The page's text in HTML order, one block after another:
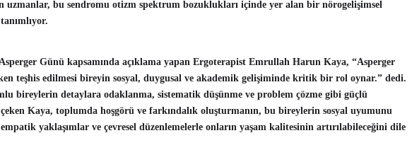
uzmanlar, bu sendromu otizm spektrum bozuklukları içinde yer alan bir nörogelişimsel
Günü kapsamında açıklama yapan Ergoterapist Emrullah Harun Kaya, “Asperger
teşhis edilmesi bireyin sosyal, duygusal ve akademik gelişiminde kritik bir rol oynar.” dedi.
bireylerin detaylara odaklanma, sistematik düşünme ve problem çözme gibi güçlü
Kaya, toplumda hoşgörü ve farkındalık oluşturmanın, bu bireylerin sosyal uyumunu
yaklaşımlar ve çevresel düzenlemelerle onların yaşam kalitesinin artırılabileceğini dile